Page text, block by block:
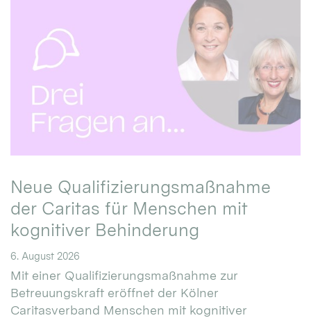
Neue Qualifizierungsmaßnahme
der Caritas für Menschen mit
kognitiver Behinderung
6. August 2026
Mit einer Qualifizierungsmaßnahme zur
Betreuungskraft eröffnet der Kölner
Caritasverband Menschen mit kognitiver